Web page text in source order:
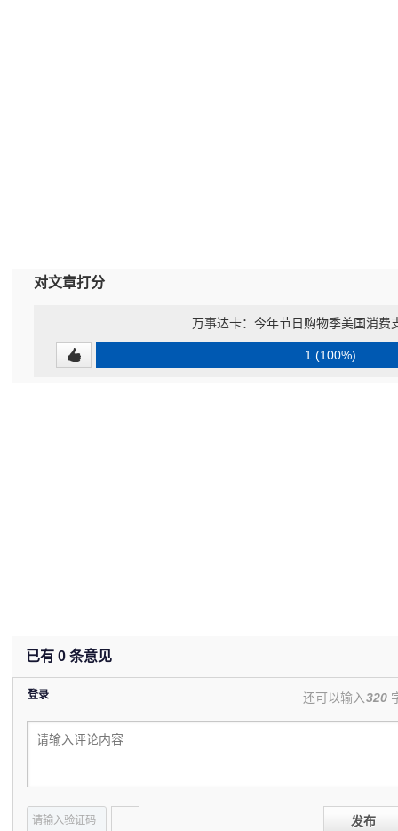
对文章打分
万事达卡：今年节日购物季美国消费
1 (100%)
已有 0 条意见
登录 还可以输入320
发布